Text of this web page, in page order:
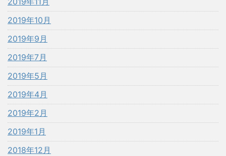
2019年10月
2019年9月
2019年7月
2019年5月
2019年4月
2019年2月
2019年1月
2018年12月